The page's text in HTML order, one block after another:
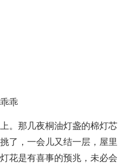
乖
。那几夜桐油灯盏的棉灯芯
了，一会儿又结一层，屋里
花是有喜事的预兆，未必会